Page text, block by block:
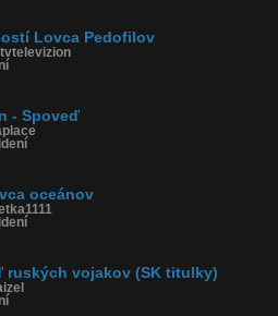
Lovca Pedofilov
- Spoveď
oceánov
ruských vojakov (SK titulky)